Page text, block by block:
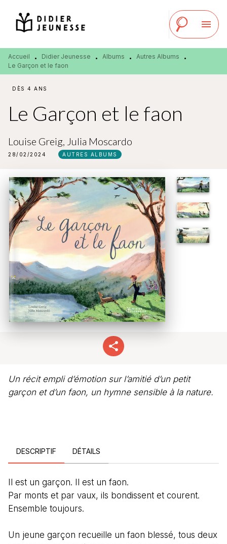
MENU RECHERCHE
PIED DE PAGE
menu
Accueil • Didier Jeunesse • Albums • Autres Albums
•
Le Garçon et le faon
DÈS 4 ANS
Le Garçon et le faon
Louise Greig Julia Moscardo
28/02/2024 AUTRES ALBUMS
Un récit empli d’émotion sur l’amitié d’un petit
garçon et d’un faon, un hymne sensible à la nature.
DESCRIPTIF DÉTAILS
Il est un garçon. Il est un faon.
Par monts et par vaux, ils bondissent et courent.
Ensemble toujours.
Un jeune garçon recueille un faon blessé, tous deux